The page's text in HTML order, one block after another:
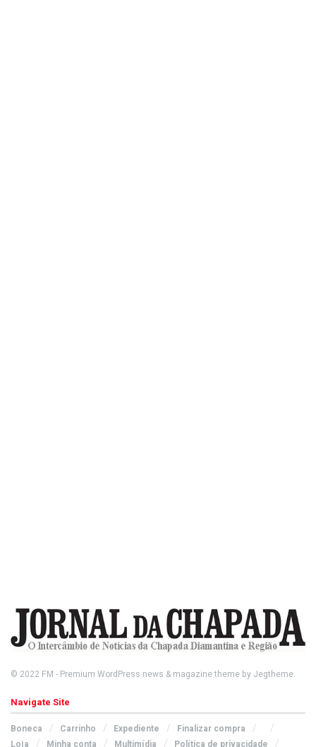
© 2022 FM - Premium WordPress news & magazine theme by Jegtheme.
Navigate Site
Boneca Carrinho Expediente
Finalizar compra
Loja
Minha conta Multimídia Política de privacidade